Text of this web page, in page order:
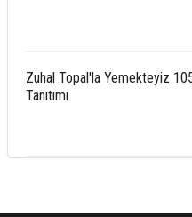
Zuhal Topal'la Yemekteyiz
Tanıtımı